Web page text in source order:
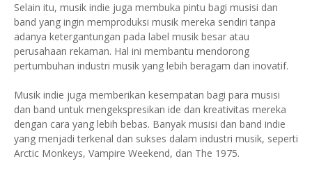
Selain itu, musik indie juga membuka pintu bagi musisi dan
band yang ingin memproduksi musik mereka sendiri tanpa
adanya ketergantungan pada label musik besar atau
perusahaan rekaman. Hal ini membantu mendorong
pertumbuhan industri musik yang lebih beragam dan inovatif.
Musik indie juga memberikan kesempatan bagi para musisi
dan band untuk mengekspresikan ide dan kreativitas mereka
dengan cara yang lebih bebas. Banyak musisi dan band indie
yang menjadi terkenal dan sukses dalam industri musik, seperti
Arctic Monkeys, Vampire Weekend, dan The 1975.